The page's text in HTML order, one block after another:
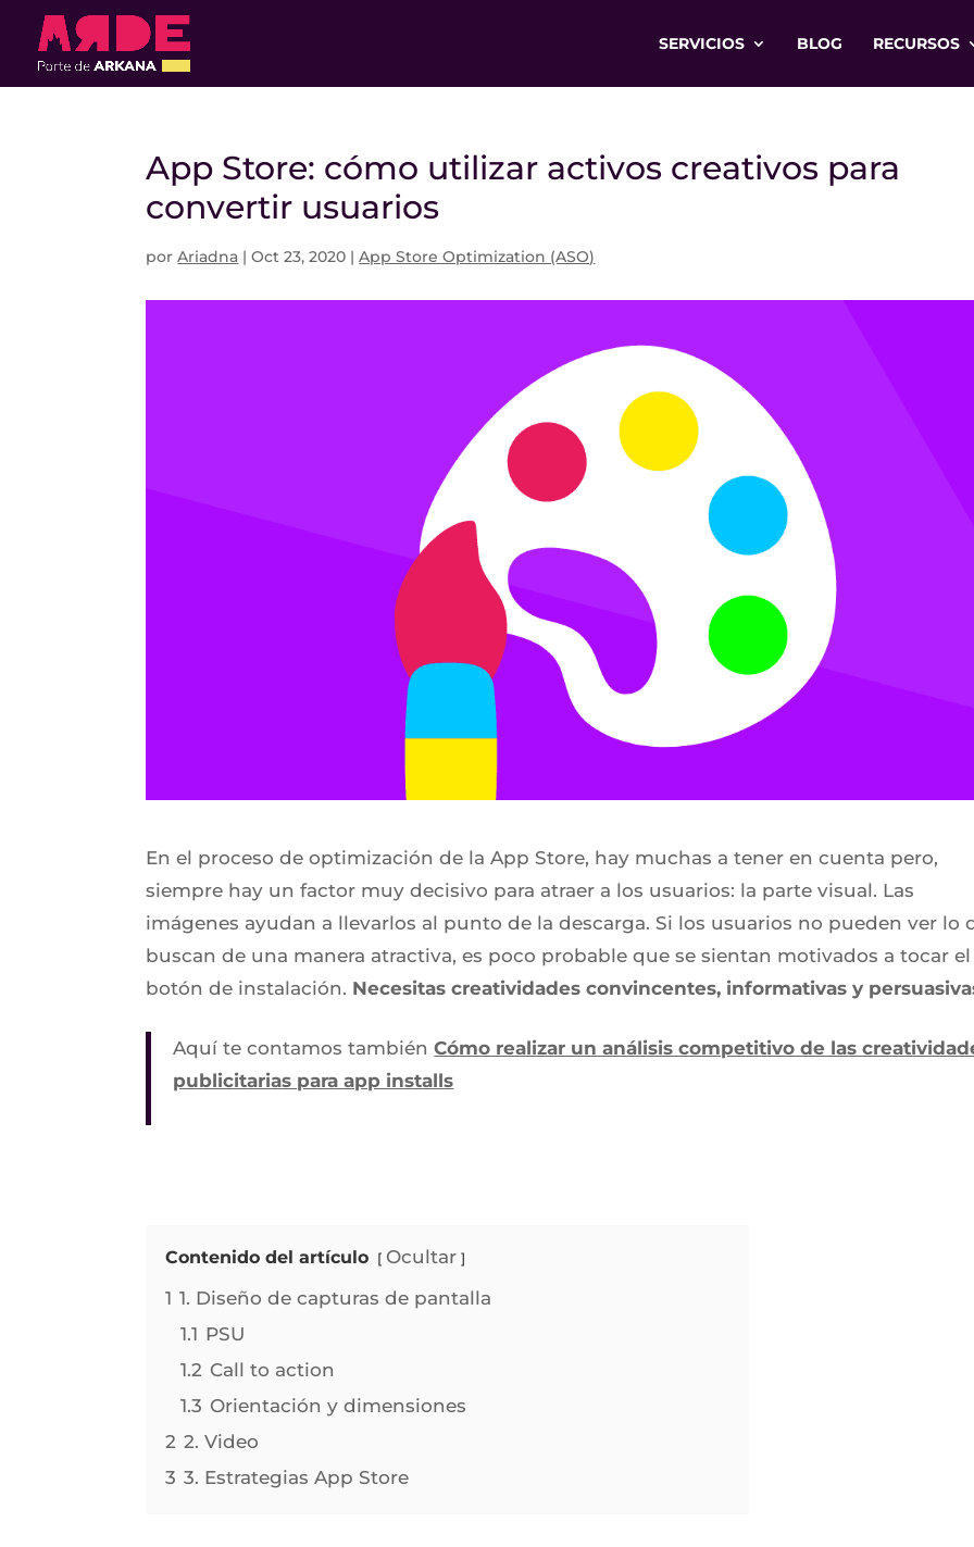
SERVICIOS BLOG RECURSOS
App Store: cómo utilizar activos creativos para
convertir usuarios
porAriadna |Oct 23, 2020 |App Store Optimization (ASO)
En el proceso de optimización de la App Store, hay muchas a tener en cuenta pero,
siempre hay un factor muy decisivo para atraer a los usuarios: la parte visual. Las
imágenes ayudan a llevarlos al punto de la descarga. Si los usuarios no pueden ver lo
buscan de una manera atractiva, es poco probable que se sientan motivados a tocar el
botón de instalación. Necesitas creatividades convincentes, informativas y
Aquí te contamos tambiénCómo realizar un análisis competitivo de las
publicitarias para app installs
Contenido del artículo
Ocultar
1 1. Diseño de capturas de pantalla
1.1 PSU
1.2 Call to action
1.3 Orientación y dimensiones
2 2. Video
3 3. Estrategias App Store